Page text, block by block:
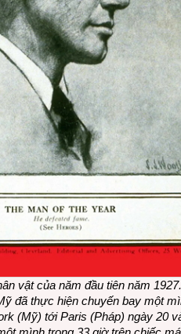
vật của năm đầu tiên năm 1927.
đã thực hiện chuyến bay một
(Mỹ) tới Paris (Pháp) ngày 20